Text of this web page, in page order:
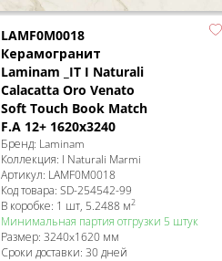
LAMF0M0018
Керамогранит
Laminam _IT I Naturali
Calacatta Oro Venato
Soft Touch Book Match
F.A 12+ 1620x3240
Бренд: Laminam
Коллекция: I Naturali Marmi
Артикул: LAMF0M0018
Код товара:SD-254542-99
В коробке: 1 шт, 5.2488 м2
Минимальная партия отгрузки 5 штук
Размер:3240x1620 мм
Сроки доставки: 30 дней